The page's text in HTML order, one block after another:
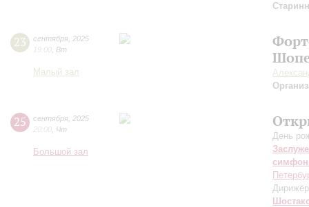
23 сентября 2025
19:00 Вт
Малый зал
25 сентября 2025
20:00 Чт
Большой зал
День